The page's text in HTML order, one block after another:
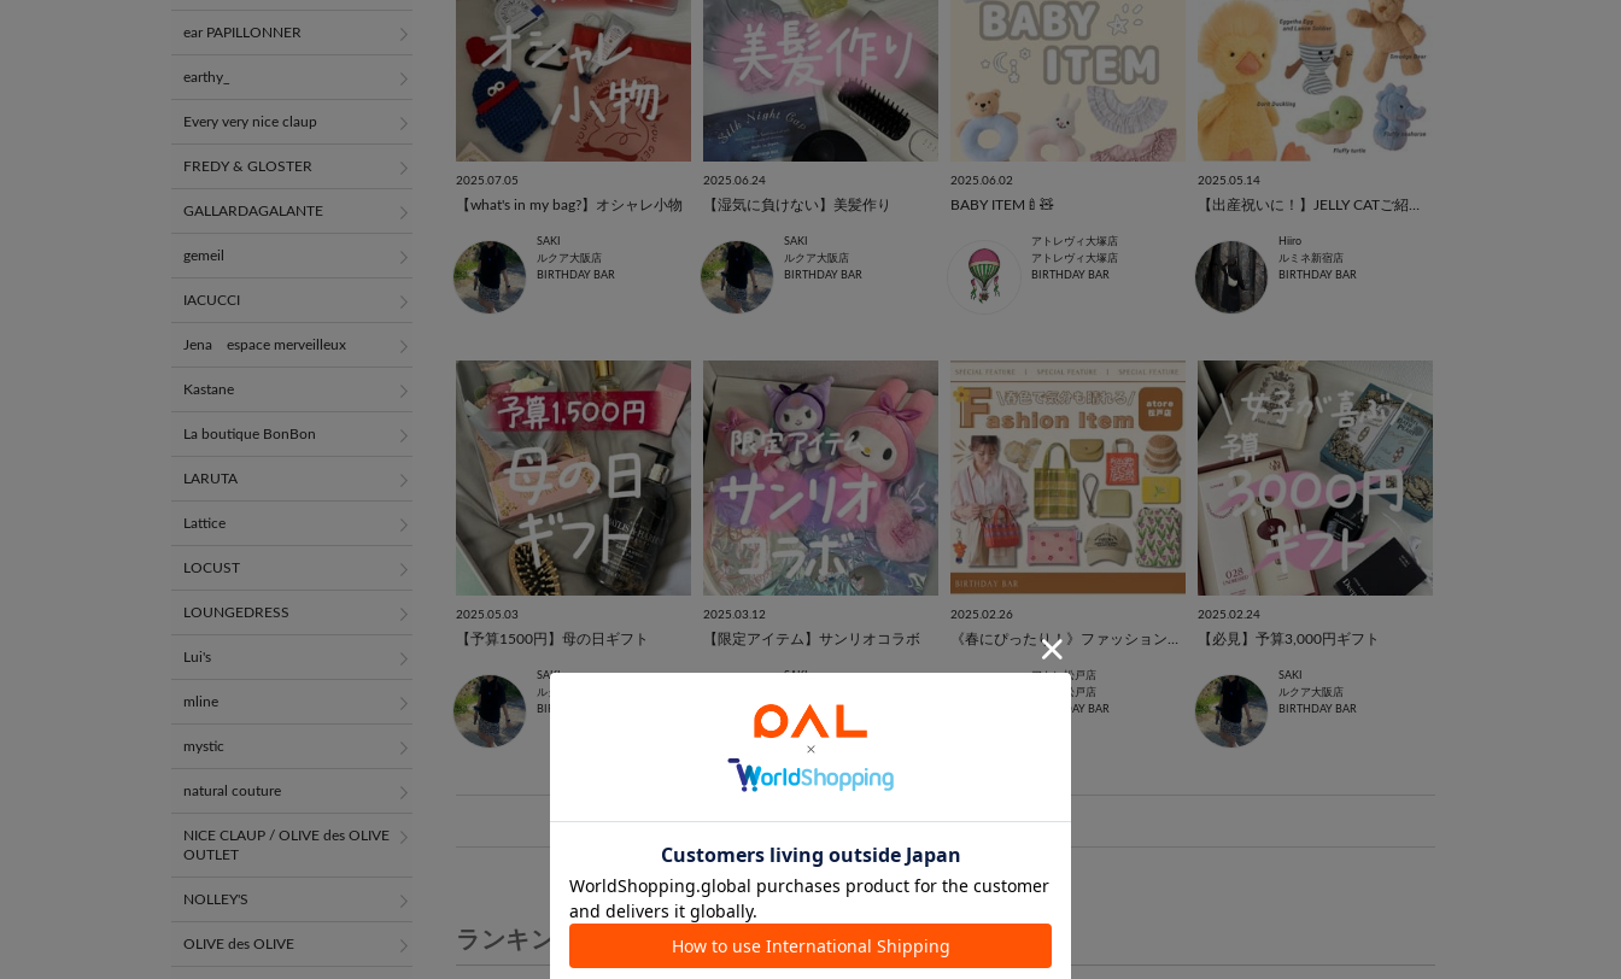
2025.07.05
【what's in my bag?】オシャレ小物
SAKI
ルクア大阪店
BIRTHDAY BAR
2025.06.24
【湿気に負けない】美髪作り
SAKI
ルクア大阪店
BIRTHDAY BAR
2025.06.02
BABY ITEM🍼🧸
アトレヴィ大塚店
アトレヴィ大塚店
BIRTHDAY BAR
2025.05.14
Hiiro
ルミネ新宿店
BIRTHDAY BAR
2025.05.03
【予算1500円】母の日ギフト
SAKI
ルクア大阪店
BIRTHDAY BAR
2025.03.12
【限定アイテム】サンリオコラボ
SAKI
BIRTHDAY BAR
2025.02.26
アトレ松戸店
アトレ松戸店
BIRTHDAY BAR
2025.02.24
【必見】予算3,000円ギフト
SAKI
ルクア大阪店
BIRTHDAY BAR
1
ランキング
ear PAPILLONNER
earthy_
Every very nice claup
FREDY & GLOSTER
GALLARDAGALANTE
gemeil
IACUCCI
Jena espace merveilleux
Kastane
La boutique BonBon
LARUTA
Lattice
LOCUST
LOUNGEDRESS
Lui's
mline
mystic
natural couture
NICE CLAUP / OLIVE des OLIVE
OUTLET
NOLLEY'S
OLIVE des OLIVE